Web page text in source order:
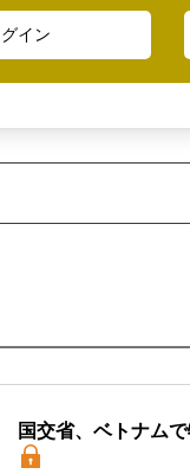
イン
国交省、ベトナム